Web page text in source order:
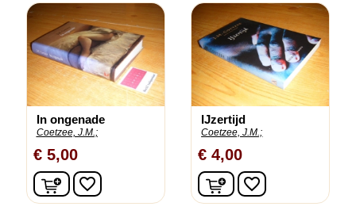
In ongenade
Coetzee, J.M.;
€ 5,00
In winkelwagen
favorite_border
IJzertijd
Coetzee, J.M.;
€ 4,00
In winkelwagen
favorite_border